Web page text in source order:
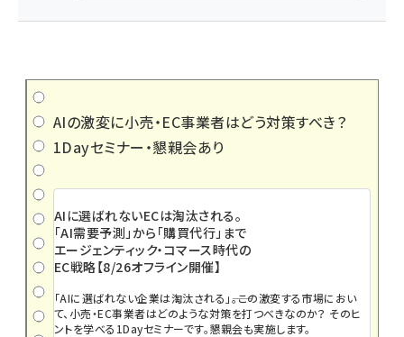
AIの激変に小売・EC事業者はどう対策すべき？
1Dayセミナー・懇親会あり
AIに選ばれないECは淘汰される。
「AI需要予測」から「購買代行」まで
エージェンティック・コマース時代の
EC戦略【8/26オフライン開催】
「AIに選ばれない企業は淘汰される」――。この激変する市場におい
て、小売・EC事業者はどのような対策を打つべきなのか？ そのヒ
ントを学べる1Dayセミナーです。懇親会も実施します。